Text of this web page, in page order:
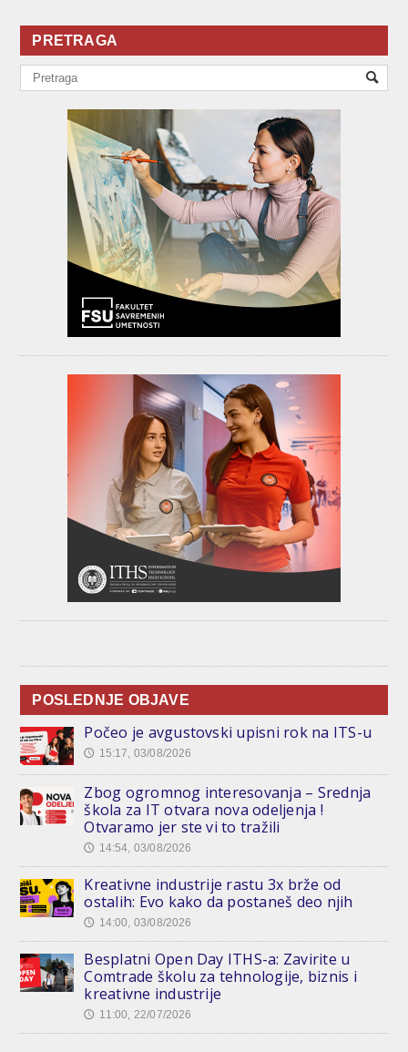
PRETRAGA
POSLEDNJE OBJAVE
Počeo je avgustovski upisni rok na ITS-u
🕔 15:17, 03/08/2026
Zbog ogromnog interesovanja – Srednja
škola za IT otvara nova odeljenja !
Otvaramo jer ste vi to tražili
🕔 14:54, 03/08/2026
Kreativne industrije rastu 3x brže od
ostalih: Evo kako da postaneš deo njih
🕔 14:00, 03/08/2026
Besplatni Open Day ITHS-a: Zavirite u
Comtrade školu za tehnologije, biznis i
kreativne industrije
🕔 11:00, 22/07/2026